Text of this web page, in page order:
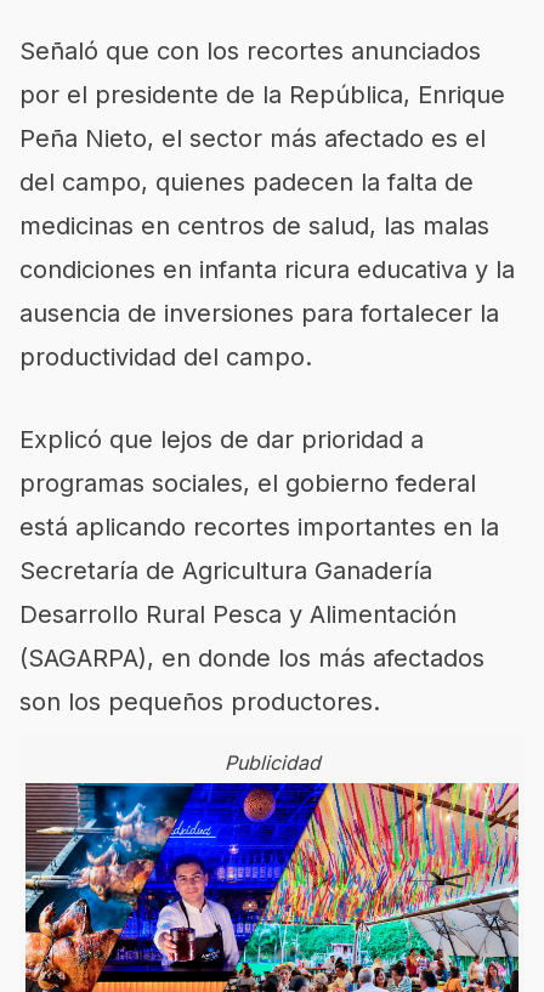
Señaló que con los recortes anunciados
por el presidente de la República, Enrique
Peña Nieto, el sector más afectado es el
del campo, quienes padecen la falta de
medicinas en centros de salud, las malas
condiciones en infanta ricura educativa y la
ausencia de inversiones para fortalecer la
productividad del campo.
Explicó que lejos de dar prioridad a
programas sociales, el gobierno federal
está aplicando recortes importantes en la
Secretaría de Agricultura Ganadería
Desarrollo Rural Pesca y Alimentación
(SAGARPA), en donde los más afectados
son los pequeños productores.
Publicidad